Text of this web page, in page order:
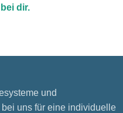
dir.
und
uns für eine individuelle